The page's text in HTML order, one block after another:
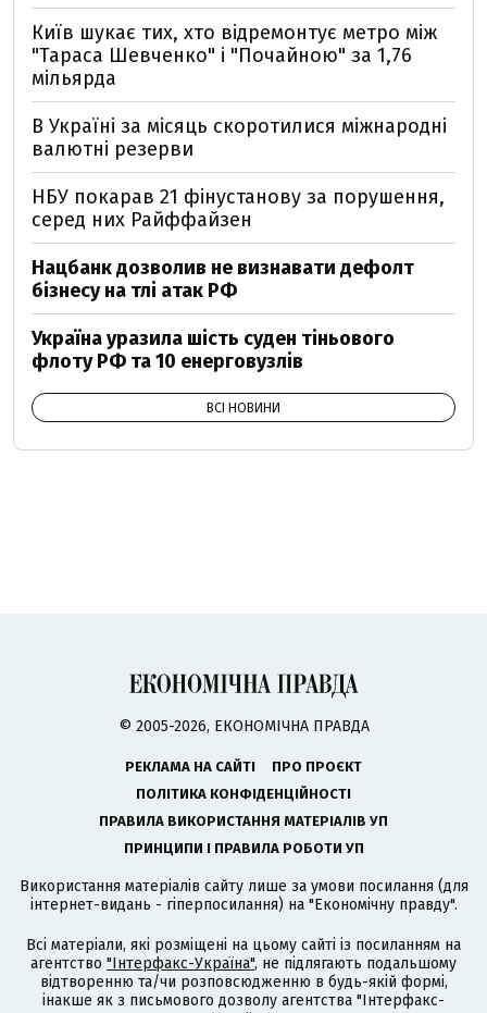
Київ шукає тих, хто відремонтує метро між
"Тараса Шевченко" і "Почайною" за 1,76
мільярда
В Україні за місяць скоротилися міжнародні
валютні резерви
НБУ покарав 21 фінустанову за порушення,
серед них Райффайзен
Нацбанк дозволив не визнавати дефолт
бізнесу на тлі атак РФ
Україна уразила шість суден тіньового
флоту РФ та 10 енерговузлів
ВСІ НОВИНИ
© 2005-2026, ЕКОНОМІЧНА ПРАВДА
РЕКЛАМА НА САЙТІ
ПРО ПРОЄКТ
ПОЛІТИКА КОНФІДЕНЦІЙНОСТІ
ПРАВИЛА ВИКОРИСТАННЯ МАТЕРІАЛІВ УП
ПРИНЦИПИ І ПРАВИЛА РОБОТИ УП
Використання матеріалів сайту лише за умови посилання (для
інтернет-видань - гіперпосилання) на "Економічну правду".
Всі матеріали, які розміщені на цьому сайті із посиланням на
агентство "Інтерфакс-Україна", не підлягають подальшому
відтворенню та/чи розповсюдженню в будь-якій формі,
інакше як з письмового дозволу агентства "Інтерфакс-